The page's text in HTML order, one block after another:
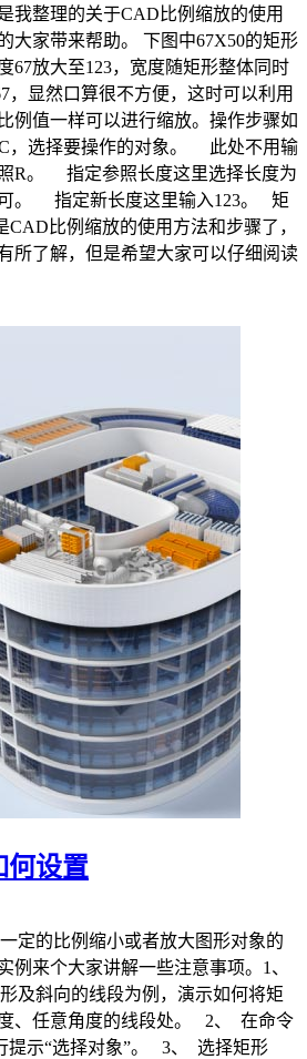
我整理的关于CAD比例缩放的使用
大家带来帮助。 下图中67X50的矩形
67放大至123，宽度随矩形整体同时
，显然口算很不方便，这时可以利用
例值一样可以进行缩放。操作步骤如
，选择要操作的对象。 此处不用输
R。 指定参照长度这里选择长度为
。 指定新长度这里输入123。 矩
比例缩放的使用方法和步骤了，
所了解，但是希望大家可以仔细阅读
何设置
定的比例缩小或者放大图形对象的
例来个大家讲解一些注意事项。1、
及斜向的线段为例，演示如何将矩
、任意角度的线段处。 2、 在命令
提示“选择对象”。 3、 选择矩形